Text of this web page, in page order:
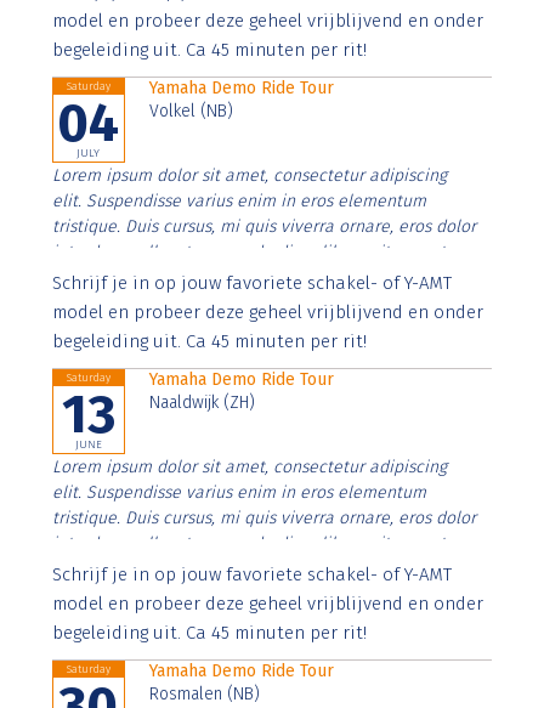
imperdiet. Nunc ut sem vitae risus tristique posuere.
model en probeer deze geheel vrijblijvend en onder
begeleiding uit. Ca 45 minuten per rit!
Saturday
04
JULY
Yamaha Demo Ride Tour
Volkel (NB)
Lorem ipsum dolor sit amet, consectetur adipiscing
elit. Suspendisse varius enim in eros elementum
tristique. Duis cursus, mi quis viverra ornare, eros dolor
interdum nulla, ut commodo diam libero vitae erat.
Aenean faucibus nibh et justo cursus id rutrum lorem
imperdiet. Nunc ut sem vitae risus tristique posuere.
Schrijf je in op jouw favoriete schakel- of Y-AMT
model en probeer deze geheel vrijblijvend en onder
begeleiding uit. Ca 45 minuten per rit!
Saturday
13
JUNE
Yamaha Demo Ride Tour
Naaldwijk (ZH)
Lorem ipsum dolor sit amet, consectetur adipiscing
elit. Suspendisse varius enim in eros elementum
tristique. Duis cursus, mi quis viverra ornare, eros dolor
interdum nulla, ut commodo diam libero vitae erat.
Aenean faucibus nibh et justo cursus id rutrum lorem
imperdiet. Nunc ut sem vitae risus tristique posuere.
Schrijf je in op jouw favoriete schakel- of Y-AMT
model en probeer deze geheel vrijblijvend en onder
begeleiding uit. Ca 45 minuten per rit!
Saturday
Yamaha Demo Ride Tour
Rosmalen (NB)